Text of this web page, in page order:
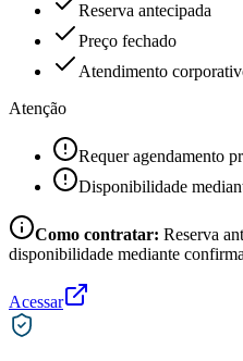
Reserva antecipada
Preço fechado
Atendimento
Atenção
Requer agendamento
Disponibilidade
Como contratar: Reserva
disponibilidade mediante
Acessar